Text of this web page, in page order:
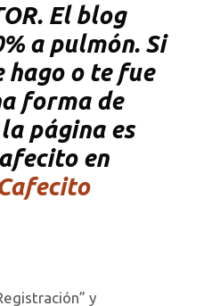
El blog
a pulmón. Si
hago o te fue
forma de
página es
en
y